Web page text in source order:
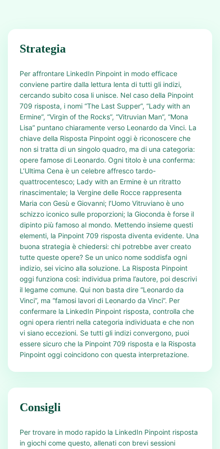
Strategia
Per affrontare LinkedIn Pinpoint in modo efficace
conviene partire dalla lettura lenta di tutti gli indizi,
cercando subito cosa li unisce. Nel caso della Pinpoint
709 risposta, i nomi “The Last Supper”, “Lady with an
Ermine”, “Virgin of the Rocks”, “Vitruvian Man”, “Mona
Lisa” puntano chiaramente verso Leonardo da Vinci. La
chiave della Risposta Pinpoint oggi è riconoscere che
non si tratta di un singolo quadro, ma di una categoria:
opere famose di Leonardo. Ogni titolo è una conferma:
L’Ultima Cena è un celebre affresco tardo-
quattrocentesco; Lady with an Ermine è un ritratto
rinascimentale; la Vergine delle Rocce rappresenta
Maria con Gesù e Giovanni; l’Uomo Vitruviano è uno
schizzo iconico sulle proporzioni; la Gioconda è forse il
dipinto più famoso al mondo. Mettendo insieme questi
elementi, la Pinpoint 709 risposta diventa evidente. Una
buona strategia è chiedersi: chi potrebbe aver creato
tutte queste opere? Se un unico nome soddisfa ogni
indizio, sei vicino alla soluzione. La Risposta Pinpoint
oggi funziona così: individua prima l’autore, poi descrivi
il legame comune. Qui non basta dire “Leonardo da
Vinci”, ma “famosi lavori di Leonardo da Vinci”. Per
confermare la LinkedIn Pinpoint risposta, controlla che
ogni opera rientri nella categoria individuata e che non
vi siano eccezioni. Se tutti gli indizi convergono, puoi
essere sicuro che la Pinpoint 709 risposta e la Risposta
Pinpoint oggi coincidono con questa interpretazione.
Consigli
Per trovare in modo rapido la LinkedIn Pinpoint risposta
in giochi come questo, allenati con brevi sessioni